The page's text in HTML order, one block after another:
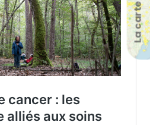
La carte